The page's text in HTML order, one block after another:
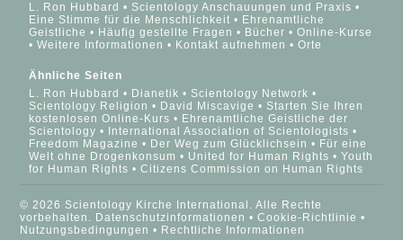
L. Ron Hubbard
Scientology Anschauungen und Praxis
Eine Stimme für die Menschlichkeit
Ehrenamtliche
Geistliche
Häufig gestellte Fragen Bücher
Online-Kurse
Weitere Informationen
Kontakt aufnehmen Orte
Ähnliche Seiten
L. Ron Hubbard
Dianetik
Scientology Network
Scientology Religion
David Miscavige
Starten Sie Ihren
kostenlosen Online-Kurs
Ehrenamtliche Geistliche der
Scientology
International Association of Scientologists
Freedom Magazine
Der Weg zum Glücklichsein
Für eine
Welt ohne Drogenkonsum
United for Human Rights
Youth
for Human Rights
Citizens Commission on Human Rights
© 2026 Scientology Kirche International. Alle Rechte
vorbehalten. Datenschutzinformationen •Cookie-Richtlinie •
Nutzungsbedingungen • Rechtliche Informationen